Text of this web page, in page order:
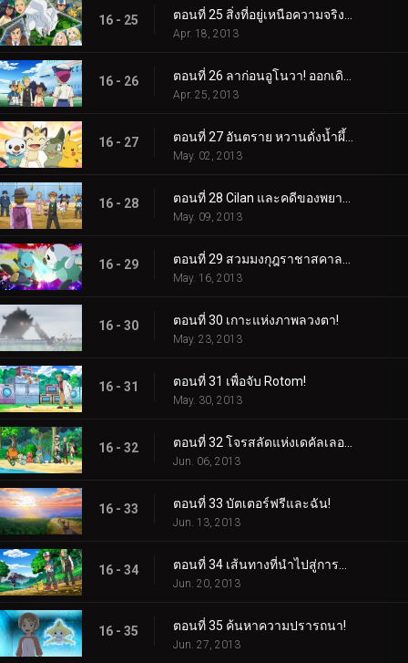
16 - 25
Apr. 18, 2013
16 - 26
Apr. 25, 2013
16 - 27
May. 02, 2013
16 - 28
May. 09, 2013
16 - 29
May. 16, 2013
16 - 30 ตอนที่ 30 เกาะแห่งภาพลวงตา!
May. 23, 2013
16 - 31 ตอนที่ 31 เพื่อจับ Rotom!
May. 30, 2013
16 - 32
Jun. 06, 2013
16 - 33 ตอนที่ 33 บัตเตอร์ฟรีและฉัน!
Jun. 13, 2013
16 - 34
Jun. 20, 2013
16 - 35 ตอนที่ 35 ค้นหาความปรารถนา!
Jun. 27, 2013